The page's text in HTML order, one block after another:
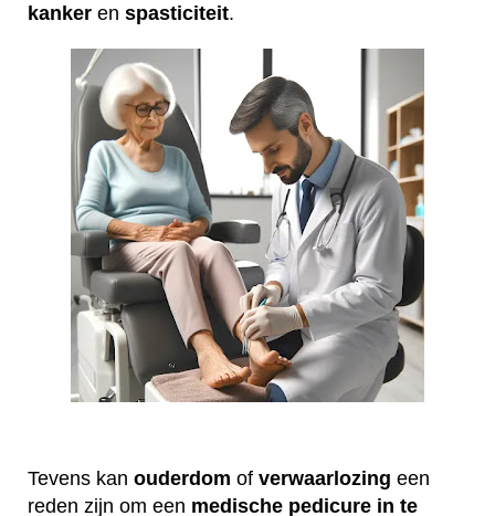
kanker en spasticiteit.
Tevens kan ouderdom of verwaarlozing een
reden zijn om een medische pedicure in te